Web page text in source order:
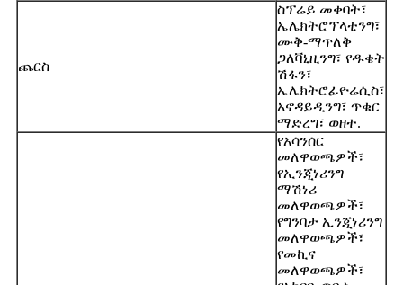
ጨርስ
ስፕሬይ መቀባት፣
ኤሌክትሮፕላቲንግ፣
ሙቅ-ማጥለቅ
ጋለቫኒዚንግ፣ የዱቄት
ሽፋን፣
ኤሌክትሮፊዮሬሲስ፣
አኖዳይዲንግ፣ ጥቁር
ማድረግ፣ ወዘተ.
የአሳንሰር
መለዋወጫዎች፣
የኢንጂነሪንግ
ማሽነሪ
መለዋወጫዎች፣
የግንባታ ኢንጂነሪንግ
መለዋወጫዎች፣
የመኪና
መለዋወጫዎች፣